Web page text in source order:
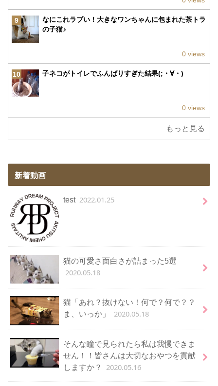
9
なにこれラブい！大きなワンちゃんに包まれた茶トラ
の子猫♪
0 views
10 子ネコがトイレでふんばりすぎた結果(;・∀・)
0 views
もっと見る
新着動画
test 2022.01.25
猫の可愛さ面白さが詰まった5選
2020.05.18
猫「あれ？抜けない！何で？何で？？
ま、いっか」
2020.05.18
そんな瞳で見られたら私は我慢できま
せん！！皆さんは大切なおやつを貢献
しますか？
2020.05.16